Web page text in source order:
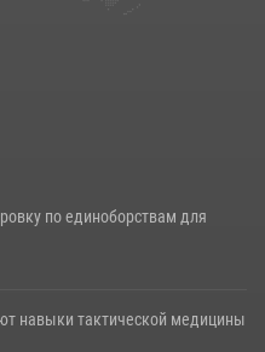
по единоборствам для
навыки тактической медицины